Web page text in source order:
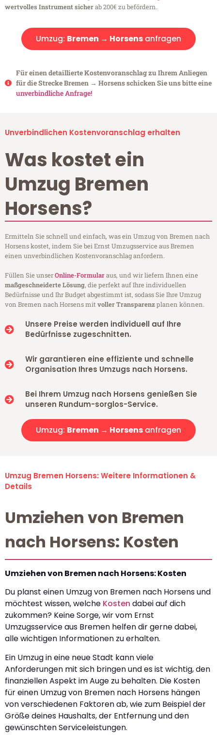
wertvolles Instrument sicherab 200€ zu befördern.
Umzug: Bremen → Horsens anfragen
Für einen detaillierte Kostenvoranschlag zu Ihrem Anliegen
für die Strecke Bremen → Horsens schicken Sie uns bitte eine
unverbindliche Anfrage!
Unverbindlichen Kostenvoranschlag erhalten
Was kostet ein
Umzug Bremen
Horsens?
Ermitteln Sie schnell und einfach, was ein Umzug von Bremen nach
Horsens kostet, indem Sie bei Ernst Umzugsservice aus Bremen
einen unverbindlichen Kostenvoranschlag anfordern.
Füllen Sie unserOnline-Formularaus, und wir liefern Ihnen eine
maßgeschneiderte Lösung, die perfekt auf Ihre individuellen
Bedürfnisse und Ihr Budget abgestimmt ist, sodass Sie Ihre Umzug
von Bremen nach Horsens mitvoller Transparenzplanen können.
Unsere Preise werden individuell auf Ihre
Bedürfnisse zugeschnitten.
Wir garantieren eine effiziente und schnelle
Organisation Ihres Umzugs nach Horsens.
Bei Ihrem Umzug nach Horsens genießen Sie
unseren Rundum-sorglos-Service.
Umzug: Bremen → Horsens anfragen
Umzug Bremen Horsens: Weitere Informationen &
Details
Umziehen von Bremen
nach Horsens: Kosten
Umziehen von Bremen nach Horsens: Kosten
Du planst einen Umzug von Bremen nach Horsens und
möchtest wissen, welche Kosten dabei auf dich
zukommen? Keine Sorge, wir vom Ernst
Umzugsservice aus Bremen helfen dir gerne dabei,
alle wichtigen Informationen zu erhalten.
Ein Umzug in eine neue Stadt kann viele
Anforderungen mit sich bringen und es ist wichtig, den
finanziellen Aspekt im Auge zu behalten. Die Kosten
für einen Umzug von Bremen nach Horsens hängen
von verschiedenen Faktoren ab, wie zum Beispiel der
Größe deines Haushalts, der Entfernung und den
gewünschten Serviceleistungen.